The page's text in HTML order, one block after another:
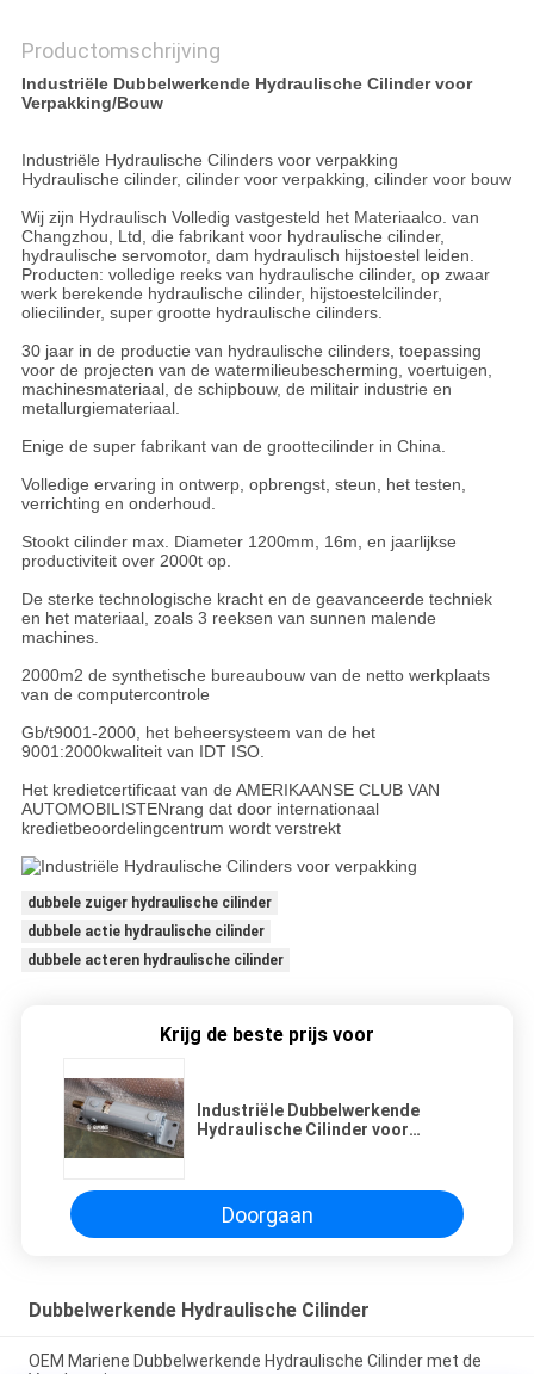
Productomschrijving
Industriële Dubbelwerkende Hydraulische Cilinder voor
Verpakking/Bouw
Industriële Hydraulische Cilinders voor verpakking
Hydraulische cilinder, cilinder voor verpakking, cilinder voor bouw
Wij zijn Hydraulisch Volledig vastgesteld het Materiaalco. van
Changzhou, Ltd, die fabrikant voor hydraulische cilinder,
hydraulische servomotor, dam hydraulisch hijstoestel leiden.
Producten: volledige reeks van hydraulische cilinder, op zwaar
werk berekende hydraulische cilinder, hijstoestelcilinder,
oliecilinder, super grootte hydraulische cilinders.
30 jaar in de productie van hydraulische cilinders, toepassing
voor de projecten van de watermilieubescherming, voertuigen,
machinesmateriaal, de schipbouw, de militair industrie en
metallurgiemateriaal.
Enige de super fabrikant van de groottecilinder in China.
Volledige ervaring in ontwerp, opbrengst, steun, het testen,
verrichting en onderhoud.
Stookt cilinder max. Diameter 1200mm, 16m, en jaarlijkse
productiviteit over 2000t op.
De sterke technologische kracht en de geavanceerde techniek
en het materiaal, zoals 3 reeksen van sunnen malende
machines.
2000m2 de synthetische bureaubouw van de netto werkplaats
van de computercontrole
Gb/t9001-2000, het beheersysteem van de het
9001:2000kwaliteit van IDT ISO.
Het kredietcertificaat van de AMERIKAANSE CLUB VAN
AUTOMOBILISTENrang dat door internationaal
kredietbeoordelingcentrum wordt verstrekt
dubbele zuiger hydraulische cilinder
dubbele actie hydraulische cilinder
dubbele acteren hydraulische cilinder
Krijg de beste prijs voor
Industriële Dubbelwerkende
Hydraulische Cilinder voor
Doorgaan
Dubbelwerkende Hydraulische Cilinder
OEM Mariene Dubbelwerkende Hydraulische Cilinder met de